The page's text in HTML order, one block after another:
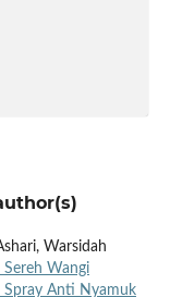
Warsidah
Sereh Wangi
Spray Anti Nyamuk